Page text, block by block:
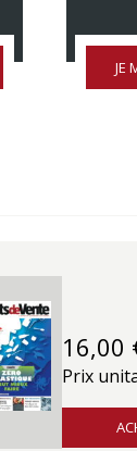
JE
16,00
Prix